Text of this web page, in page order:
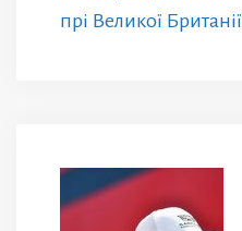
прі Великої Британії